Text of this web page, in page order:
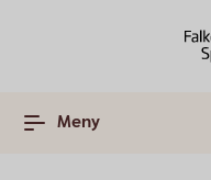
Meny